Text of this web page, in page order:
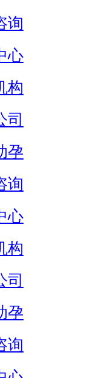
询
心
构
司
孕
询
心
构
司
孕
询